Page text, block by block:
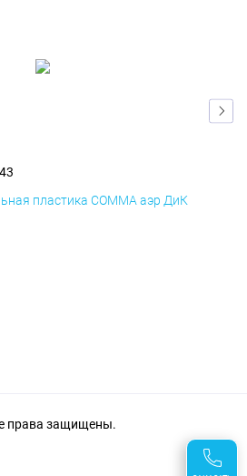
пластика COMMA аэр ДиК
права защищены.